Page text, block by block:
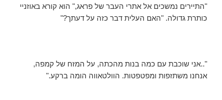
"התיירים נמשכים אל אתרי העבר של פראג," הוא קורא באוזניי
כותרת גדולה. "האם העלית דבר כזה על דעתך?"
"..אני שוכבת עם כמה בנות מהכתה, על המזח של קמפה,
אנחנו משתזפות ומפטפטות. הוולטאווה הומה ברקע."